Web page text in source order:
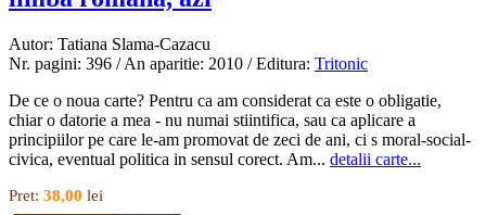
Autor: Tatiana Slama-Cazacu
Nr. pagini: 396 / An aparitie: 2010 / Editura: Tritonic
De ce o noua carte? Pentru ca am considerat ca este o obligatie,
chiar o datorie a mea - nu numai stiintifica, sau ca aplicare a
principiilor pe care le-am promovat de zeci de ani, ci s moral-social-
civica, eventual politica in sensul corect. Am... detalii carte...
Pret: 38,00 lei